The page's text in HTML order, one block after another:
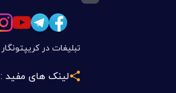
تبلیغات در کریپتونگار
لینک های مفید :